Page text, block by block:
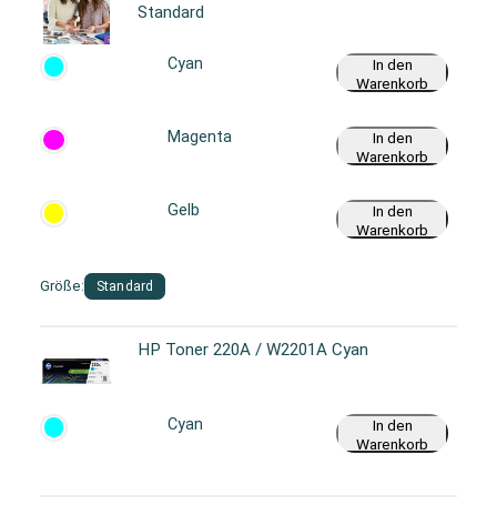
Standard
Größe: Standard
Gelb
In den
Warenkorb
Magenta
In den
Warenkorb
Cyan
In den
Warenkorb
HP Toner 220A / W2201A Cyan
Cyan
In den
Warenkorb